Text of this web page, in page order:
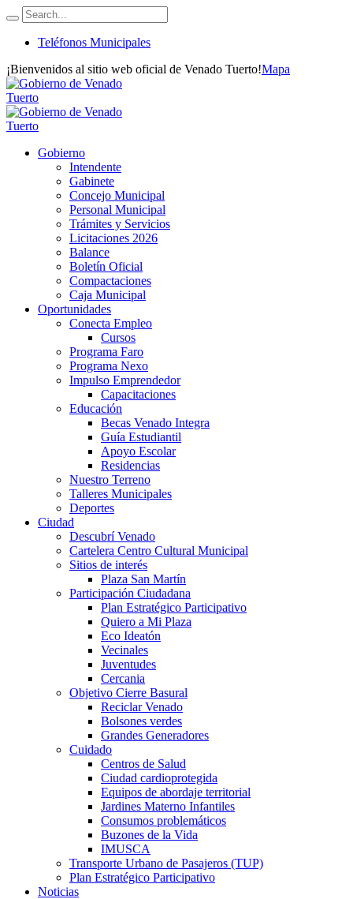
Teléfonos Municipales
¡Bienvenidos al sitio web oficial de Venado Tuerto!Mapa
Gobierno
Intendente
Gabinete
Concejo Municipal
Personal Municipal
Trámites y Servicios
Licitaciones 2026
Balance
Boletín Oficial
Compactaciones
Caja Municipal
Oportunidades
Conecta Empleo
Cursos
Programa Faro
Programa Nexo
Impulso Emprendedor
Capacitaciones
Educación
Becas Venado Integra
Guía Estudiantil
Apoyo Escolar
Residencias
Nuestro Terreno
Talleres Municipales
Deportes
Ciudad
Descubrí Venado
Cartelera Centro Cultural Municipal
Sitios de interés
Plaza San Martín
Participación Ciudadana
Plan Estratégico Participativo
Quiero a Mi Plaza
Eco Ideatón
Vecinales
Juventudes
Cercania
Objetivo Cierre Basural
Reciclar Venado
Bolsones verdes
Grandes Generadores
Cuidado
Centros de Salud
Ciudad cardioprotegida
Equipos de abordaje territorial
Jardines Materno Infantiles
Consumos problemáticos
Buzones de la Vida
IMUSCA
Transporte Urbano de Pasajeros (TUP)
Plan Estratégico Participativo
Noticias